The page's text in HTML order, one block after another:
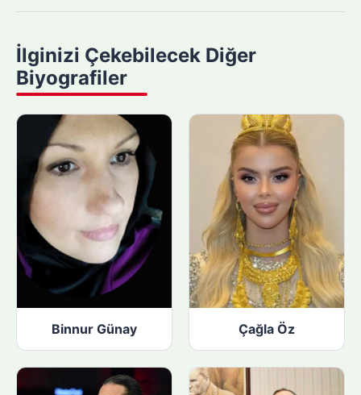
y
a
p
n
İlginizi Çekebilecek Diğer
Biyografiler
Binnur Günay Çağla Öz